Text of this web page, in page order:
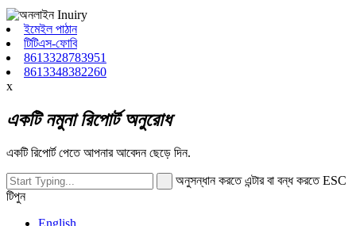
ইমেইল পাঠান
টিটিএস-ফোবি
8613328783951
8613348382260
x
একটি নমুনা রিপোর্ট অনুরোধ
একটি রিপোর্ট পেতে আপনার আবেদন ছেড়ে দিন.
অনুসন্ধান করতে এন্টার বা বন্ধ করতে ESC
টিপুন